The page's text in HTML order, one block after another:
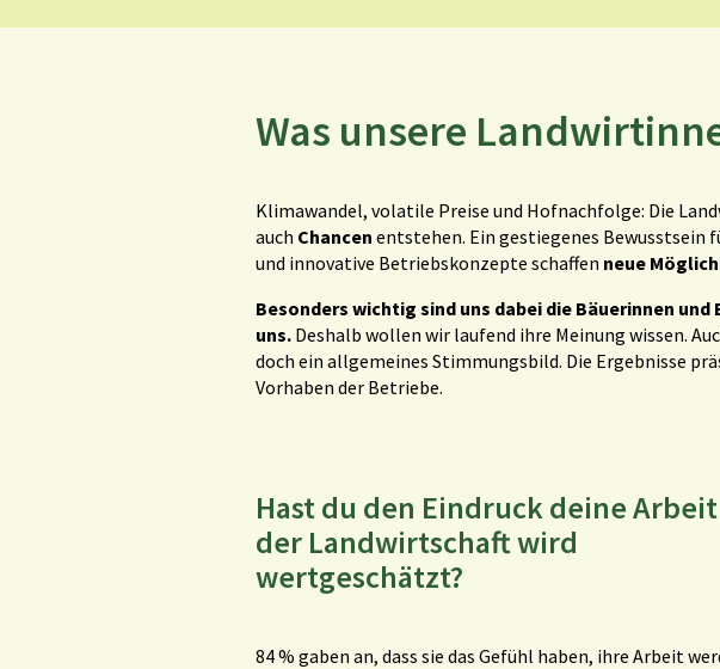
Was unsere
Klimawandel, volatile Preise und Hofnachfolge: Die
auch Chancen entstehen. Ein gestiegenes Bewusstsein
und innovative Betriebskonzepte schaffen neue
Besonders wichtig sind uns dabei die Bäuerinnen
uns. Deshalb wollen wir laufend ihre Meinung wissen.
doch ein allgemeines Stimmungsbild. Die Ergebnisse
Vorhaben der Betriebe.
Hast du den Eindruck deine
der Landwirtschaft wird
wertgeschätzt?
84 % gaben an, dass sie das Gefühl haben, ihre Arbeit